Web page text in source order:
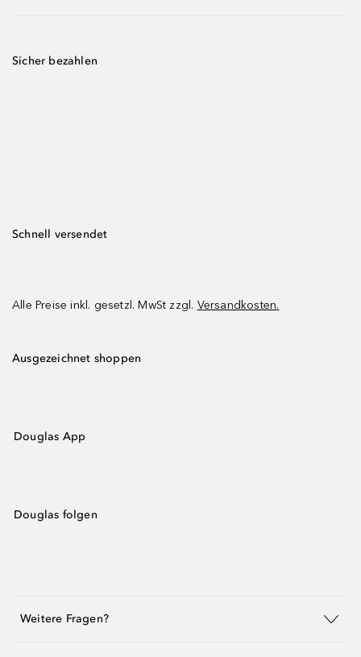
Sicher bezahlen
Schnell versendet
Alle Preise inkl. gesetzl. MwSt zzgl. Versandkosten.
Ausgezeichnet shoppen
Douglas App
Douglas folgen
Weitere Fragen?